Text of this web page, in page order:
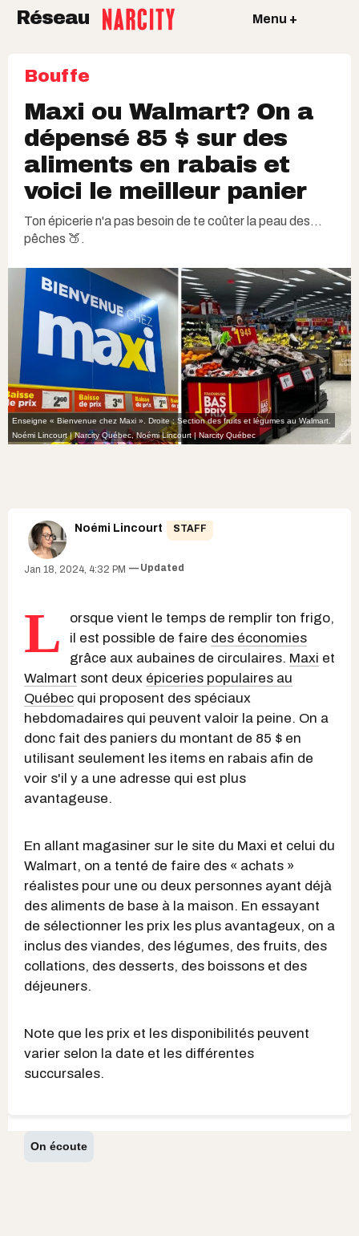
Réseau Menu +
Bouffe
Maxi ou Walmart? On a
dépensé 85 $ sur des
aliments en rabais et
voici le meilleur panier
Ton épicerie n'a pas besoin de te coûter la peau des…
pêches 🍑.
Enseigne « Bienvenue chez Maxi ». Droite : Section des fruits et légumes au Walmart.
Noémi Lincourt | Narcity Québec,Noémi Lincourt | Narcity Québec
Noémi Lincourt STAFF
Jan 18, 2024, 4:32 PM Updated
L
orsque vient le temps de remplir ton frigo,
il est possible de faire des économies
grâce aux aubaines de circulaires. Maxi et
Walmart sont deux épiceries populaires au
Québec qui proposent des spéciaux
hebdomadaires qui peuvent valoir la peine. On a
donc fait des paniers du montant de 85 $ en
utilisant seulement les items en rabais afin de
voir s'il y a une adresse qui est plus
avantageuse.
En allant magasiner sur le site du Maxi et celui du
Walmart, on a tenté de faire des « achats »
réalistes pour une ou deux personnes ayant déjà
des aliments de base à la maison. En essayant
de sélectionner les prix les plus avantageux, on a
inclus des viandes, des légumes, des fruits, des
collations, des desserts, des boissons et des
déjeuners.
Note que les prix et les disponibilités peuvent
varier selon la date et les différentes
succursales.
On écoute